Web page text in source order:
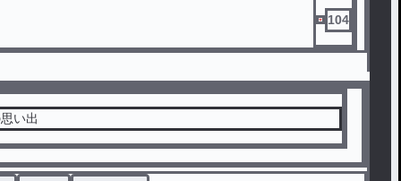
104
い出